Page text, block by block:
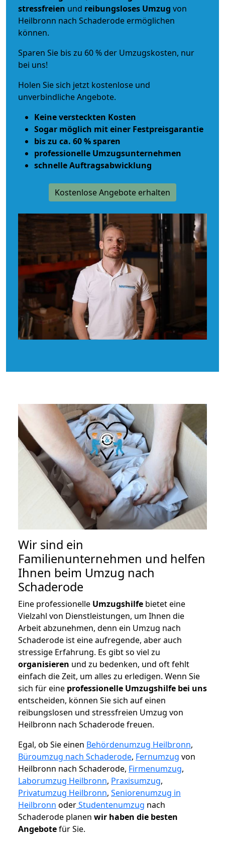
stressfreien und reibungsloses Umzug von
Heilbronn nach Schaderode ermöglichen
können.
Sparen Sie bis zu 60 % der Umzugskosten, nur
bei uns!
Holen Sie sich jetzt kostenlose und
unverbindliche Angebote.
Keine versteckten Kosten
Sogar möglich mit einer Festpreisgarantie
bis zu ca. 60 % sparen
professionelle Umzugsunternehmen
schnelle Auftragsabwicklung
Kostenlose Angebote erhalten
Wir sind ein
Familienunternehmen und helfen
Ihnen beim Umzug nach
Schaderode
Eine professionelle Umzugshilfe bietet eine
Vielzahl von Dienstleistungen, um Ihnen die
Arbeit abzunehmen, denn ein Umzug nach
Schaderode ist eine aufregende, aber auch
stressige Erfahrung. Es gibt so viel zu
organisieren und zu bedenken, und oft fehlt
einfach die Zeit, um alles zu erledigen. Wenn Sie
sich für eine professionelle Umzugshilfe bei uns
entscheiden, können Sie sich auf einen
reibungslosen und stressfreien Umzug von
Heilbronn nach Schaderode freuen.
Egal, ob Sie einen Behördenumzug Heilbronn,
Büroumzug nach Schaderode, Fernumzug von
Heilbronn nach Schaderode, Firmenumzug,
Laborumzug Heilbronn, Praxisumzug,
Privatumzug Heilbronn, Seniorenumzug in
Heilbronn oderStudentenumzug nach
Schaderode planen wir haben die besten
Angebotefür Sie.